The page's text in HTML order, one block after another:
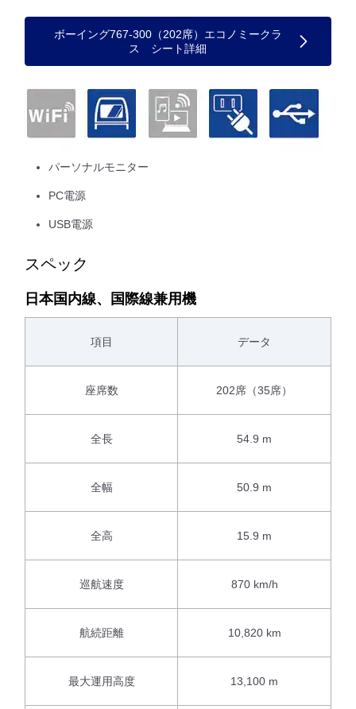
ボーイング767-300（202席）エコノミークラ
ス シート詳細
パーソナルモニター
PC電源
USB電源
スペック
日本国内線、国際線兼用機
項目 データ
座席数 202席（35席）
全長 54.9 m
全幅 50.9 m
全高 15.9 m
巡航速度 870 km/h
航続距離 10,820 km
最大運用高度 13,100 m